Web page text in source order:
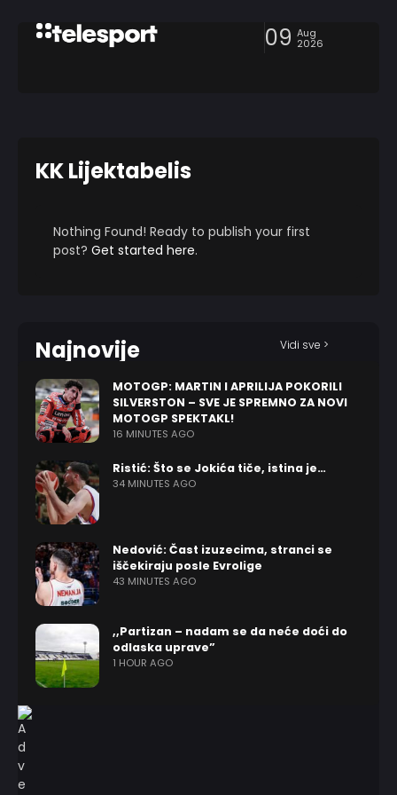
09 Aug
2026
KK Lijektabelis
Nothing Found! Ready to publish your first
post? Get started here.
Najnovije Vidi sve >
MOTOGP: MARTIN I APRILIJA POKORILI
SILVERSTON – SVE JE SPREMNO ZA NOVI
MOTOGP SPEKTAKL!
16 MINUTES AGO
Ristić: Što se Jokića tiče, istina je…
34 MINUTES AGO
Nedović: Čast izuzecima, stranci se
iščekiraju posle Evrolige
43 MINUTES AGO
,,Partizan – nadam se da neće doći do
odlaska uprave”
1 HOUR AGO